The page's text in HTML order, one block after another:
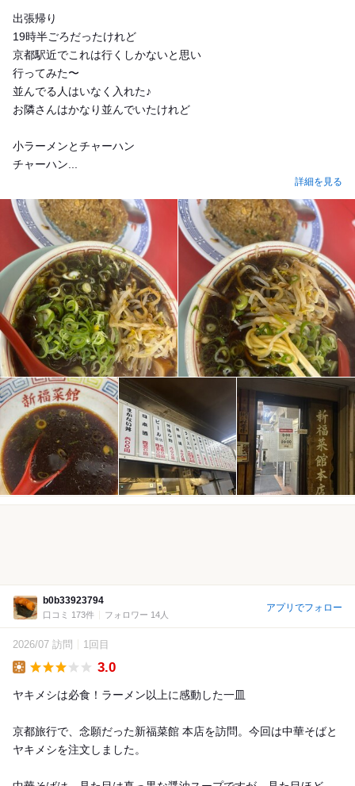
出張帰り
19時半ごろだったけれど
京都駅近でこれは行くしかないと思い
行ってみた〜
並んでる人はいなく入れた♪
お隣さんはかなり並んでいたけれど
小ラーメンとチャーハン
チャーハン...
詳細を見る
b0b33923794
口コミ 173件 フォロワー 14人
アプリでフォロー
2026/07 訪問 1回目
3.0
ヤキメシは必食！ラーメン以上に感動した一皿
京都旅行で、念願だった新福菜館 本店を訪問。今回は中華そばと
ヤキメシを注文しました。